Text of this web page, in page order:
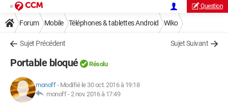
Question
Forum Mobile Téléphones & tablettes Android Wiko
Sujet Précédent Sujet Suivant
Portable bloqué Résolu
monoff- Modifié le 30 oct. 2016 à 19:18
monoff -2 nov. 2016 à 17:49